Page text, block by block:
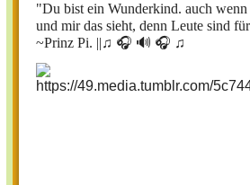
"Du bist ein Wunderkind. auch
und mir das sieht, denn Leute sind
~Prinz Pi. ||♫ 🎧 🔊 🎧 ♫